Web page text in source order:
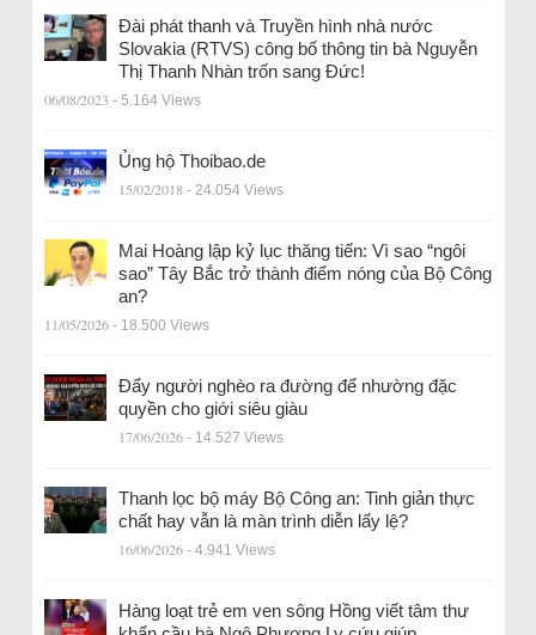
Đài phát thanh và Truyền hình nhà nước
Slovakia (RTVS) công bố thông tin bà Nguyễn
Thị Thanh Nhàn trốn sang Đức!
06/08/2023 - 5.164 Views
Ủng hộ Thoibao.de
15/02/2018 - 24.054 Views
Mai Hoàng lập kỷ lục thăng tiến: Vì sao “ngôi
sao” Tây Bắc trở thành điểm nóng của Bộ Công
an?
11/05/2026 - 18.500 Views
Đẩy người nghèo ra đường để nhường đặc
quyền cho giới siêu giàu
17/06/2026 - 14.527 Views
Thanh lọc bộ máy Bộ Công an: Tinh giản thực
chất hay vẫn là màn trình diễn lấy lệ?
16/06/2026 - 4.941 Views
Hàng loạt trẻ em ven sông Hồng viết tâm thư